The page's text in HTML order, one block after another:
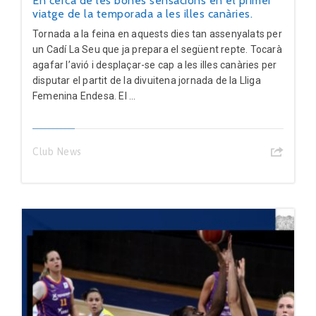
viatge de la temporada a les illes canàries.
Tornada a la feina en aquests dies tan assenyalats per
un Cadí La Seu que ja prepara el següent repte. Tocarà
agafar l’avió i desplaçar-se cap a les illes canàries per
disputar el partit de la divuitena jornada de la Lliga
Femenina Endesa. El ...
Club News